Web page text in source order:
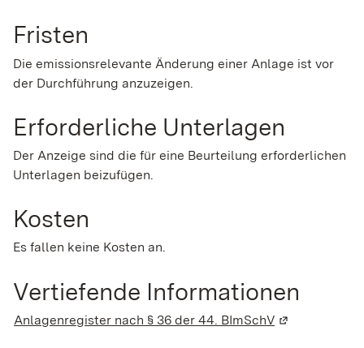
Fristen
Die emissionsrelevante Änderung einer Anlage ist vor
der Durchführung anzuzeigen.
Erforderliche Unterlagen
Der Anzeige sind die für eine Beurteilung erforderlichen
Unterlagen beizufügen.
Kosten
Es fallen keine Kosten an.
Vertiefende Informationen
Anlagenregister nach § 36 der 44. BImSchV (Wird in